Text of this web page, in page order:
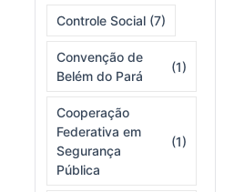
Controle Social (7)
Convenção de
Belém do Pará
(1)
Cooperação
Federativa em
Segurança
Pública
(1)